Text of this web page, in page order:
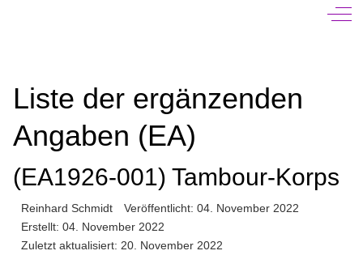
Off-
Liste der ergänzenden
Angaben (EA)
(EA1926-001) Tambour-Korps
Reinhard Schmidt
Veröffentlicht: 04. November 2022
Erstellt: 04. November 2022
Zuletzt aktualisiert: 20. November 2022